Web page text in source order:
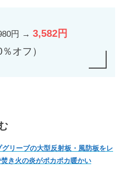
円 → 3,582円
％オフ）
グリーブの大型反射板・風防板をレ
き火の炎がポカポカ暖かい